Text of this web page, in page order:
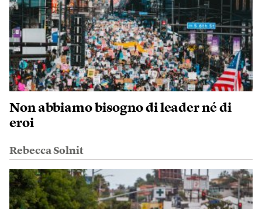
Non abbiamo bisogno di leader né di
eroi
Rebecca Solnit